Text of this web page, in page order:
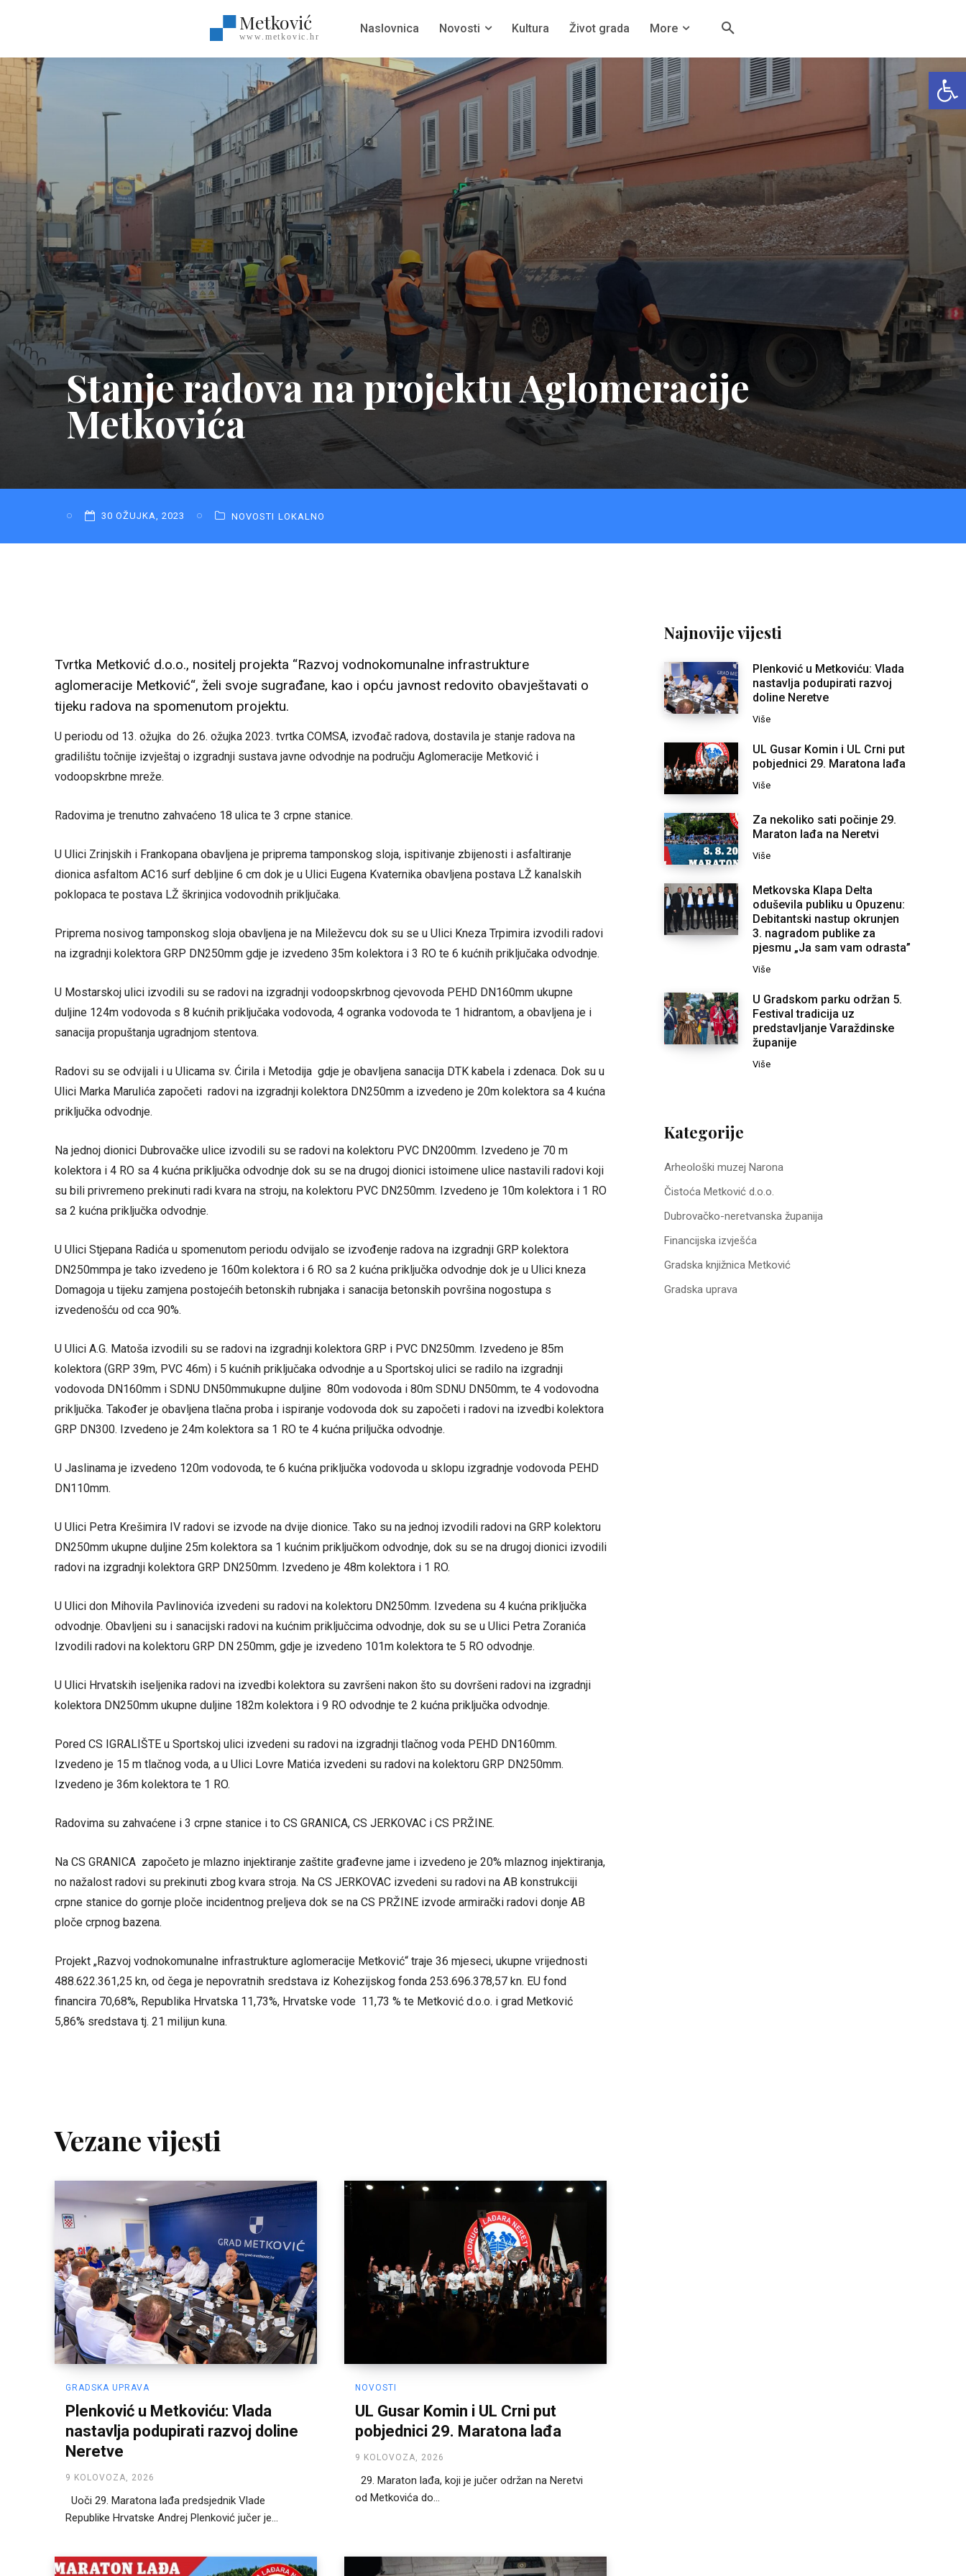
Metković
www.metkovic.hr
Naslovnica Novosti Kultura Život grada More
Stanje radova na projektu Aglomeracije
Metkovića
30 OŽUJKA, 2023 NOVOSTI LOKALNO
Tvrtka Metković d.o.o., nositelj projekta “Razvoj vodnokomunalne infrastrukture
aglomeracije Metković“, želi svoje sugrađane, kao i opću javnost redovito obavještavati o
tijeku radova na spomenutom projektu.
U periodu od 13. ožujka do 26. ožujka 2023. tvrtka COMSA, izvođač radova, dostavila je stanje radova na
gradilištu točnije izvještaj o izgradnji sustava javne odvodnje na području Aglomeracije Metković i
vodoopskrbne mreže.
Radovima je trenutno zahvaćeno 18 ulica te 3 crpne stanice.
U Ulici Zrinjskih i Frankopana obavljena je priprema tamponskog sloja, ispitivanje zbijenosti i asfaltiranje
dionica asfaltom AC16 surf debljine 6 cm dok je u Ulici Eugena Kvaternika obavljena postava LŽ kanalskih
poklopaca te postava LŽ škrinjica vodovodnih priključaka.
Priprema nosivog tamponskog sloja obavljena je na Mileževcu dok su se u Ulici Kneza Trpimira izvodili radovi
na izgradnji kolektora GRP DN250mm gdje je izvedeno 35m kolektora i 3 RO te 6 kućnih priključaka odvodnje.
U Mostarskoj ulici izvodili su se radovi na izgradnji vodoopskrbnog cjevovoda PEHD DN160mm ukupne
duljine 124m vodovoda s 8 kućnih priključaka vodovoda, 4 ogranka vodovoda te 1 hidrantom, a obavljena je i
sanacija propuštanja ugradnjom stentova.
Radovi su se odvijali i u Ulicama sv. Ćirila i Metodija gdje je obavljena sanacija DTK kabela i zdenaca. Dok su u
Ulici Marka Marulića započeti radovi na izgradnji kolektora DN250mm a izvedeno je 20m kolektora sa 4 kućna
priključka odvodnje.
Na jednoj dionici Dubrovačke ulice izvodili su se radovi na kolektoru PVC DN200mm. Izvedeno je 70 m
kolektora i 4 RO sa 4 kućna priključka odvodnje dok su se na drugoj dionici istoimene ulice nastavili radovi koji
su bili privremeno prekinuti radi kvara na stroju, na kolektoru PVC DN250mm. Izvedeno je 10m kolektora i 1 RO
sa 2 kućna priključka odvodnje.
U Ulici Stjepana Radića u spomenutom periodu odvijalo se izvođenje radova na izgradnji GRP kolektora
DN250mmpa je tako izvedeno je 160m kolektora i 6 RO sa 2 kućna priključka odvodnje dok je u Ulici kneza
Domagoja u tijeku zamjena postojećih betonskih rubnjaka i sanacija betonskih površina nogostupa s
izvedenošću od cca 90%.
U Ulici A.G. Matoša izvodili su se radovi na izgradnji kolektora GRP i PVC DN250mm. Izvedeno je 85m
kolektora (GRP 39m, PVC 46m) i 5 kućnih priključaka odvodnje a u Sportskoj ulici se radilo na izgradnji
vodovoda DN160mm i SDNU DN50mmukupne duljine 80m vodovoda i 80m SDNU DN50mm, te 4 vodovodna
priključka. Također je obavljena tlačna proba i ispiranje vodovoda dok su započeti i radovi na izvedbi kolektora
GRP DN300. Izvedeno je 24m kolektora sa 1 RO te 4 kućna priljučka odvodnje.
U Jaslinama je izvedeno 120m vodovoda, te 6 kućna priključka vodovoda u sklopu izgradnje vodovoda PEHD
DN110mm.
U Ulici Petra Krešimira IV radovi se izvode na dvije dionice. Tako su na jednoj izvodili radovi na GRP kolektoru
DN250mm ukupne duljine 25m kolektora sa 1 kućnim priključkom odvodnje, dok su se na drugoj dionici izvodili
radovi na izgradnji kolektora GRP DN250mm. Izvedeno je 48m kolektora i 1 RO.
U Ulici don Mihovila Pavlinovića izvedeni su radovi na kolektoru DN250mm. Izvedena su 4 kućna priključka
odvodnje. Obavljeni su i sanacijski radovi na kućnim priključcima odvodnje, dok su se u Ulici Petra Zoranića
Izvodili radovi na kolektoru GRP DN 250mm, gdje je izvedeno 101m kolektora te 5 RO odvodnje.
U Ulici Hrvatskih iseljenika radovi na izvedbi kolektora su završeni nakon što su dovršeni radovi na izgradnji
kolektora DN250mm ukupne duljine 182m kolektora i 9 RO odvodnje te 2 kućna priključka odvodnje.
Pored CS IGRALIŠTE u Sportskoj ulici izvedeni su radovi na izgradnji tlačnog voda PEHD DN160mm.
Izvedeno je 15 m tlačnog voda, a u Ulici Lovre Matića izvedeni su radovi na kolektoru GRP DN250mm.
Izvedeno je 36m kolektora te 1 RO.
Radovima su zahvaćene i 3 crpne stanice i to CS GRANICA, CS JERKOVAC i CS PRŽINE.
Na CS GRANICA započeto je mlazno injektiranje zaštite građevne jame i izvedeno je 20% mlaznog injektiranja,
no nažalost radovi su prekinuti zbog kvara stroja. Na CS JERKOVAC izvedeni su radovi na AB konstrukciji
crpne stanice do gornje ploče incidentnog preljeva dok se na CS PRŽINE izvode armirački radovi donje AB
ploče crpnog bazena.
Projekt „Razvoj vodnokomunalne infrastrukture aglomeracije Metković“ traje 36 mjeseci, ukupne vrijednosti
488.622.361,25 kn, od čega je nepovratnih sredstava iz Kohezijskog fonda 253.696.378,57 kn. EU fond
financira 70,68%, Republika Hrvatska 11,73%, Hrvatske vode 11,73 % te Metković d.o.o. i grad Metković
5,86% sredstava tj. 21 milijun kuna.
Vezane vijesti
GRADSKA UPRAVA
Plenković u Metkoviću: Vlada
nastavlja podupirati razvoj doline
Neretve
9 KOLOVOZA, 2026
Uoči 29. Maratona lađa predsjednik Vlade
Republike Hrvatske Andrej Plenković jučer je...
NOVOSTI
UL Gusar Komin i UL Crni put
pobjednici 29. Maratona lađa
9 KOLOVOZA, 2026
od Metkovića do...
Najnovije vijesti
Plenković u Metkoviću: Vlada
nastavlja podupirati razvoj
doline Neretve
Više
UL Gusar Komin i UL Crni put
pobjednici 29. Maratona lađa
Više
Za nekoliko sati počinje 29.
Maraton lađa na Neretvi
Više
Metkovska Klapa Delta
oduševila publiku u Opuzenu:
Debitantski nastup okrunjen
3. nagradom publike za
pjesmu „Ja sam vam odrasta”
Više
U Gradskom parku održan 5.
Festival tradicija uz
predstavljanje Varaždinske
županije
Više
Kategorije
Arheološki muzej Narona
Čistoća Metković d.o.o.
Dubrovačko-neretvanska županija
Financijska izvješća
Gradska knjižnica Metković
Gradska uprava